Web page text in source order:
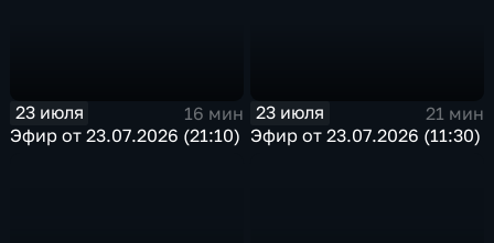
23 июля
16 мин
Эфир от 23.07.2026 (21:10)
23 июля
21 мин
Эфир от 23.07.2026 (11:30)